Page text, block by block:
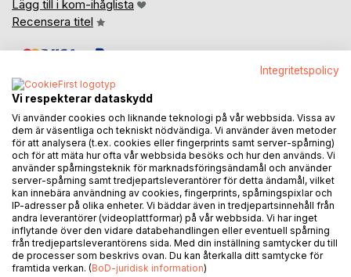
Lägg till i kom-ihåglista
Recensera titel
BESKRIVNING
Livet är inte något som hände där och då. Livet är inte
något som kommer att börja någon annanstans, någon
annan gång. Livet är något som pågår här och nu. Livet
fortsätter oavsett vad vi gör eller inte gör. Livet kan ta de
mest oväntade vändningar, helt på tvärs med vad vi
planerat eller hoppats på. Den här boken handlar om när
Integritetspolicy
Vi respekterar dataskydd
Vi använder cookies och liknande teknologi på vår webbsida. Vissa av
dem är väsentliga och tekniskt nödvändiga. Vi använder även metoder
för att analysera (t.ex. cookies eller fingerprints samt server-spårning)
och för att mäta hur ofta vår webbsida besöks och hur den används. Vi
använder spårningsteknik för marknadsföringsändamål och använder
server-spårning samt tredjepartsleverantörer för detta ändamål, vilket
kan innebära användning av cookies, fingerprints, spårningspixlar och
IP-adresser på olika enheter. Vi bäddar även in tredjepartsinnehåll från
andra leverantörer (videoplattformar) på vår webbsida. Vi har inget
inflytande över den vidare databehandlingen eller eventuell spårning
från tredjepartsleverantörens sida. Med din inställning samtycker du till
de processer som beskrivs ovan. Du kan återkalla ditt samtycke för
framtida verkan. (BoD-juridisk information)